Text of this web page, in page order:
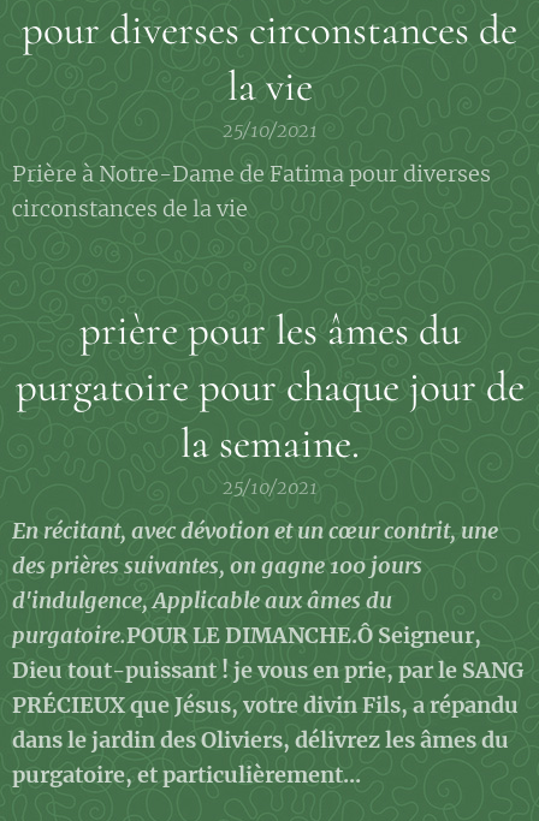
pour diverses circonstances de
la vie
25/10/2021
Prière à Notre-Dame de Fatima pour diverses
circonstances de la vie
prière pour les âmes du
purgatoire pour chaque jour de
la semaine.
25/10/2021
En récitant, avec dévotion et un cœur contrit, une
des prières suivantes, on gagne 100 jours
d'indulgence, Applicable aux âmes du
purgatoire.POUR LE DIMANCHE.Ô Seigneur,
Dieu tout-puissant ! je vous en prie, par le SANG
PRÉCIEUX que Jésus, votre divin Fils, a répandu
dans le jardin des Oliviers, délivrez les âmes du
purgatoire, et particulièrement...